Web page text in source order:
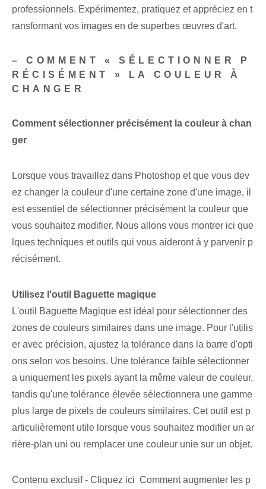
professionnels. Expérimentez, pratiquez et ⁢appréciez‌ en t
ransformant vos ⁣images en de superbes œuvres d'art.
– COMMENT « SÉLECTIONNER P
RÉCISÉMENT » LA COULEUR À
CHANGER
Comment sélectionner précisément la couleur à chan
ger
Lorsque vous travaillez dans Photoshop et que vous dev
ez changer la couleur d'une certaine zone d'une image, il
est essentiel de sélectionner précisément la couleur que
vous souhaitez modifier. Nous allons vous montrer ici que
lques techniques et outils qui vous aideront à y parvenir p
récisément.
Utilisez l'outil Baguette magique
L'outil Baguette Magique est ⁣idéal ⁢pour ‌sélectionner des
zones de couleurs similaires dans une image. Pour l'utilis
er avec précision, ajustez la tolérance dans la barre d'opti
ons selon vos besoins. Une tolérance faible sélectionner
a uniquement les pixels ayant la même valeur de couleur,
tandis qu'une tolérance élevée sélectionnera une gamme
plus large de pixels de couleurs similaires. Cet outil est p
articulièrement utile lorsque vous souhaitez modifier un ar
rière-plan uni ou remplacer une couleur unie sur un objet.
Contenu exclusif - Cliquez ici Comment augmenter les p